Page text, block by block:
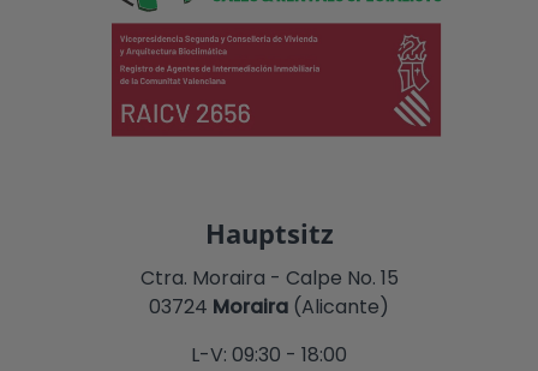
Hauptsitz
Ctra. Moraira - Calpe No. 15
03724 Moraira (Alicante)
L-V: 09:30 - 18:00